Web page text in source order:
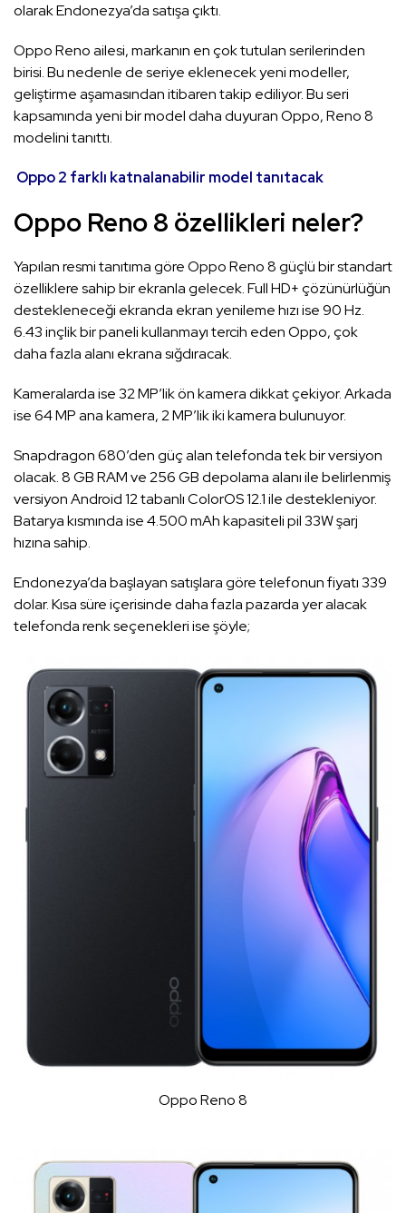
olarak Endonezya’da satışa çıktı.
Oppo Reno ailesi, markanın en çok tutulan serilerinden
birisi. Bu nedenle de seriye eklenecek yeni modeller,
geliştirme aşamasından itibaren takip ediliyor. Bu seri
kapsamında yeni bir model daha duyuran Oppo, Reno 8
modelini tanıttı.
Oppo 2 farklı katnalanabilir model tanıtacak
Oppo Reno 8 özellikleri neler?
Yapılan resmi tanıtıma göre Oppo Reno 8 güçlü bir standart
özelliklere sahip bir ekranla gelecek. Full HD+ çözünürlüğün
destekleneceği ekranda ekran yenileme hızı ise 90 Hz.
6.43 inçlik bir paneli kullanmayı tercih eden Oppo, çok
daha fazla alanı ekrana sığdıracak.
Kameralarda ise 32 MP’lik ön kamera dikkat çekiyor. Arkada
ise 64 MP ana kamera, 2 MP’lik iki kamera bulunuyor.
Snapdragon 680’den güç alan telefonda tek bir versiyon
olacak. 8 GB RAM ve 256 GB depolama alanı ile belirlenmiş
versiyon Android 12 tabanlı ColorOS 12.1 ile destekleniyor.
Batarya kısmında ise 4.500 mAh kapasiteli pil 33W şarj
hızına sahip.
Endonezya’da başlayan satışlara göre telefonun fiyatı 339
dolar. Kısa süre içerisinde daha fazla pazarda yer alacak
telefonda renk seçenekleri ise şöyle;
Oppo Reno 8